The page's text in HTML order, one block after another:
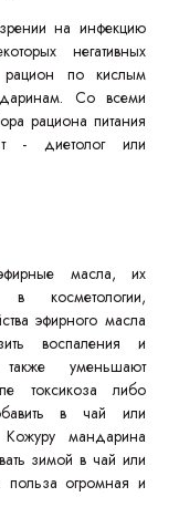
на инфекцию
негативных
рацион по кислым
Со всеми
рациона питания
- диетолог или
масла, их
косметологии,
эфирного масла
воспаления и
уменьшают
токсикоза либо
в чай или
мандарина
зимой в чай или
польза огромная и